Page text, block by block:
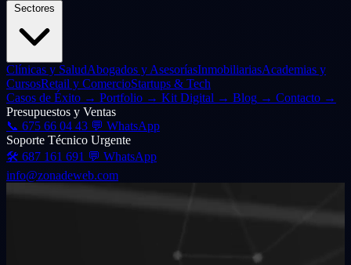
Sectores
Clínicas y SaludAbogados y AsesoríasInmobiliariasAcademias y
CursosRetail y ComercioStartups & Tech
Casos de Éxito → Portfolio → Kit Digital → Blog → Contacto →
Presupuestos y Ventas
📞 675 66 04 43 💬 WhatsApp
Soporte Técnico Urgente
🛠️ 687 161 691 💬 WhatsApp
info@zonadeweb.com